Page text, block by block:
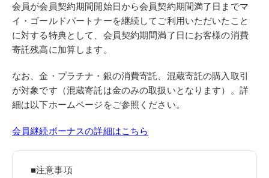
会員が会員契約期間開始日から会員契約期間満了日までマ
イ・ゴールドパートナーを継続してご利用いただいたこと
に対する特典として、会員契約期間満了日にお客様の消費
寄託残高に加算します。
なお、金・プラチナ・銀の消費寄託、混蔵寄託の購入取引
が対象です（混蔵寄託は金のみの取扱いとなります）。詳
細は以下ホームページをご参照ください。
会員継続ボーナスの詳細はこちら
■注意事項